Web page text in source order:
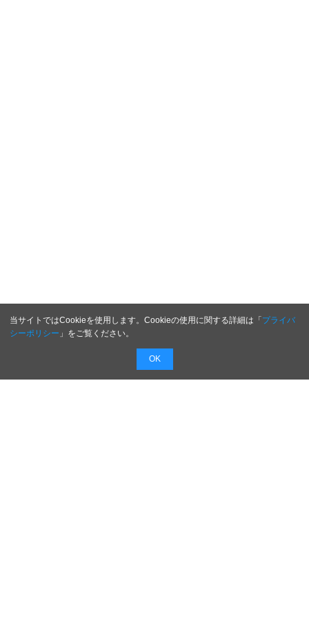
当サイトではCookieを使用します。Cookieの使用に関する詳細は「プライバ
シーポリシー 」をご覧ください。
OK